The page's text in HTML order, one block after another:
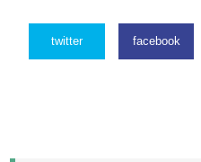
twitter facebook